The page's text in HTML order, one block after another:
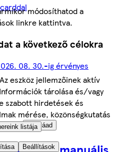
módosíthatod a
linkre kattintva.
a következő célokra
eszköz jellemzőinek aktív
tárolása és/vagy
szabott hirdetések és
mérése, közönségkutatás
listája
Beállítások
08. 30.-ig érvényes
Hozzáad